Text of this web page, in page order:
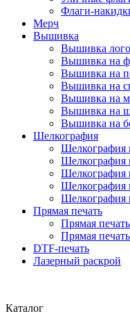
Флаги-
Мерч
Вышивка
Вышивка
Вышивка на
Вышивка на
Вышивка на
Вышивка на
Вышивка на
Вышивка на
Шелкография
Шелкография
Шелкография
Шелкография
Шелкография
Шелкография
Прямая печать
Прямая
Прямая
DTF-печать
Лазерный раскрой
Каталог